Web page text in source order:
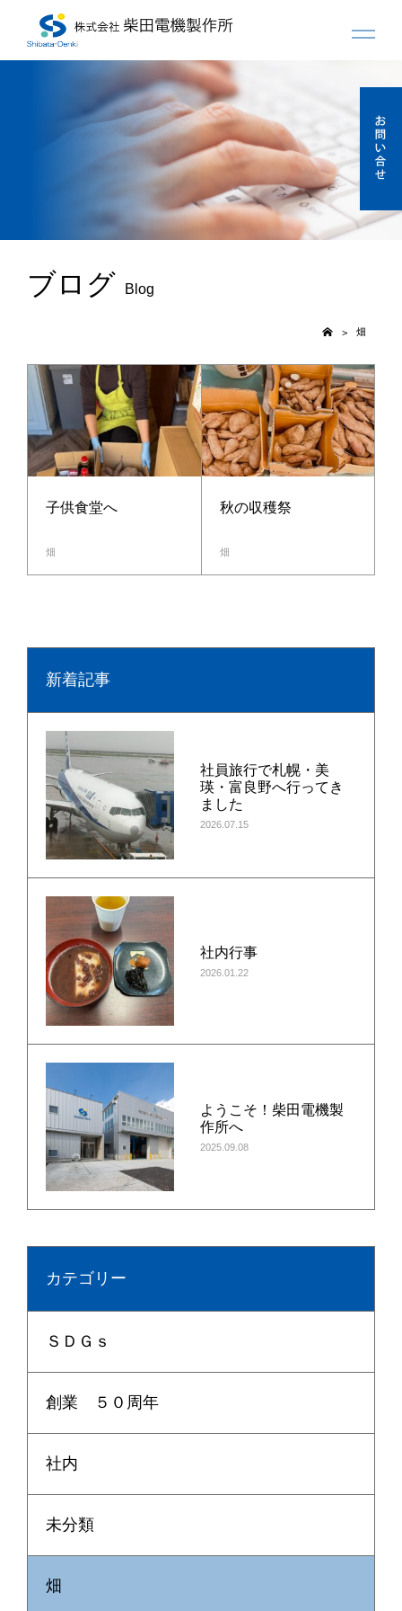
ブログ Blog
> 畑
子供食堂へ
畑
秋の収穫祭
畑
新着記事
社員旅行で札幌・美
瑛・富良野へ行ってき
ました
2026.07.15
社内行事
2026.01.22
ようこそ！柴田電機製
作所へ
2025.09.08
カテゴリー
ＳＤＧｓ
創業 ５０周年
社内
未分類
畑